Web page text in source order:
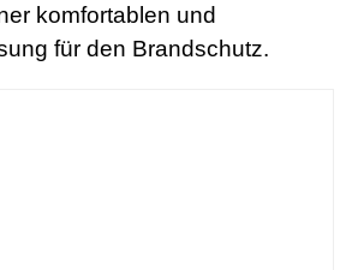
komfortablen und
für den Brandschutz.